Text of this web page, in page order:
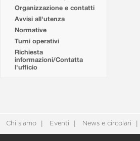
Organizzazione e contatti
Avvisi all'utenza
Normative
Turni operativi
Richiesta
informazioni/Contatta
l'ufficio
Chi siamo Eventi News e circolari